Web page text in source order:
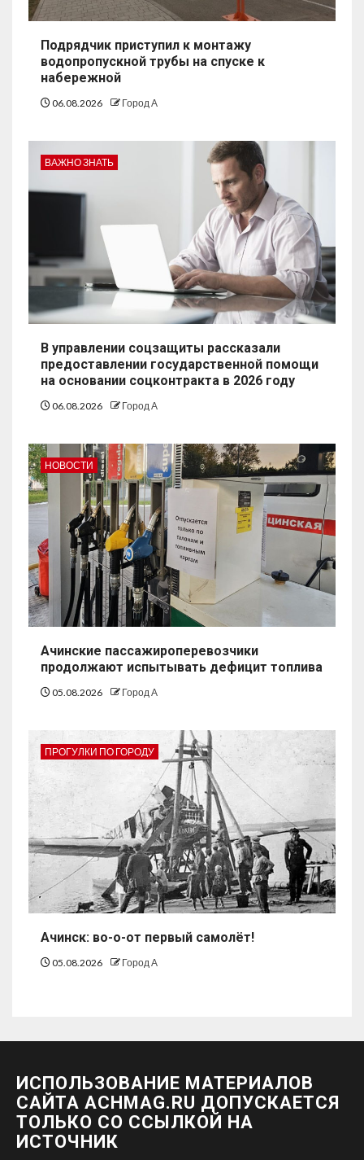
Подрядчик приступил к монтажу
водопропускной трубы на спуске к
набережной
06.08.2026 Город А
ВАЖНО ЗНАТЬ
В управлении соцзащиты рассказали
предоставлении государственной помощи
на основании соцконтракта в 2026 году
06.08.2026 Город А
НОВОСТИ
Ачинские пассажироперевозчики
продолжают испытывать дефицит топлива
05.08.2026 Город А
ПРОГУЛКИ ПО ГОРОДУ
Ачинск: во-о-от первый самолёт!
05.08.2026 Город А
ИСПОЛЬЗОВАНИЕ МАТЕРИАЛОВ
САЙТА ACHMAG.RU ДОПУСКАЕТСЯ
ТОЛЬКО СО ССЫЛКОЙ НА
ИСТОЧНИК